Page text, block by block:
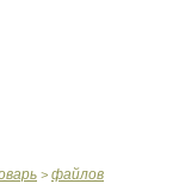
> файлов